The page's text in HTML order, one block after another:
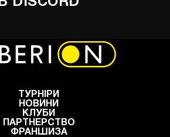
ТУРНІРИ
НОВИНИ
КЛУБИ
ПАРТНЕРСТВО
ФРАНШИЗА